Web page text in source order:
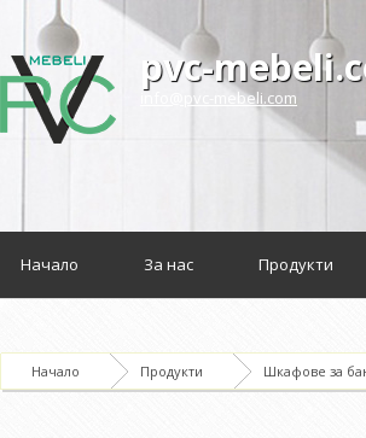
pvc-
info@pvc-mebeli.com
Начало За нас Продукти
Начало Продукти Шкафове за